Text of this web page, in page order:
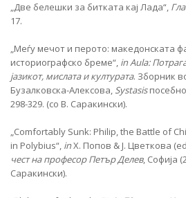
„Две белешки за битката кај Лада“,
17.
„Меѓу мечот и перото: македонската
историографско бреме“, inAula:
јазикот, мислата и културата. Зборник
Бузалковска-Алексова, Systasisпосебно
298-329. (со В. Саракински).
„Comfortably Sunk: Philip, the Battle of
in Polybius“, inХ. Попов & Ј. Цветкова
чест на професор Петър Делев, Софија
Саракински).